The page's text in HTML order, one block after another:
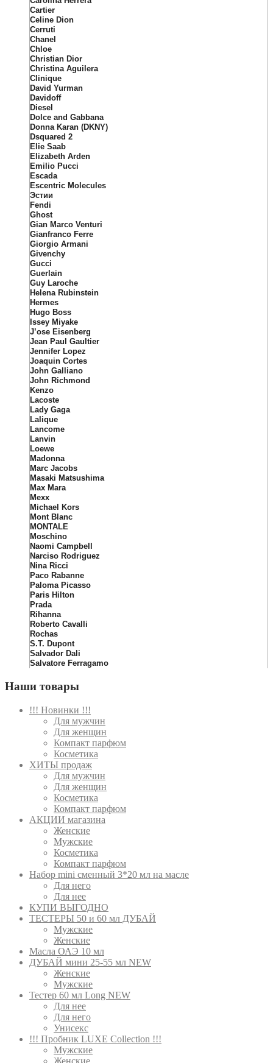
Cartier
Celine Dion
Cerruti
Chanel
Chloe
Christian Dior
Christina Aguilera
Clinique
David Yurman
Davidoff
Diesel
Dolce and Gabbana
Donna Karan (DKNY)
Dsquared 2
Elie Saab
Elizabeth Arden
Emilio Pucci
Escada
Escentric Molecules
Эстии
Fendi
Ghost
Gian Marco Venturi
Gianfranco Ferre
Giorgio Armani
Givenchy
Gucci
Guerlain
Guy Laroche
Helena Rubinstein
Hermes
Hugo Boss
Issey Miyake
J’ose Eisenberg
Jean Paul Gaultier
Jennifer Lopez
Joaquin Cortes
John Galliano
John Richmond
Kenzo
Lacoste
Lady Gaga
Lalique
Lancome
Lanvin
Loewe
Madonna
Marc Jacobs
Masaki Matsushima
Max Mara
Mexx
Michael Kors
Mont Blanc
MONTALE
Moschino
Naomi Campbell
Narciso Rodriguez
Nina Ricci
Paco Rabanne
Paloma Picasso
Paris Hilton
Prada
Rihanna
Roberto Cavalli
Rochas
S.T. Dupont
Salvador Dali
Salvatore Ferragamo
Наши товары
!!! Новинки !!!
Для мужчин
Для женщин
Компакт парфюм
Косметика
ХИТЫ продаж
Для мужчин
Для женщин
Косметика
Компакт парфюм
АКЦИИ магазина
Женские
Мужские
Косметика
Компакт парфюм
Набор mini сменный 3*20 мл на масле
Для него
Для нее
КУПИ ВЫГОДНО
ТЕСТЕРЫ 50 и 60 мл ДУБАЙ
Мужские
Женские
Масла ОАЭ 10 мл
ДУБАЙ мини 25-55 мл NEW
Женские
Мужские
Тестер 60 мл Long NEW
Для нее
Для него
Унисекс
!!! Пробник LUXE Collection !!!
Мужские
Женские